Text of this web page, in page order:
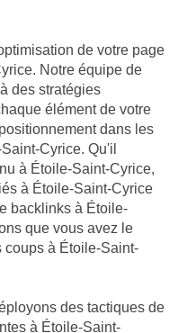
de votre page
Notre équipe de
des stratégies
élément de votre
dans les
Cyrice. Qu'il
à Étoile-Saint-Cyrice,
à Étoile-Saint-Cyrice
backlinks à Étoile-
que vous avez le
coups à Étoile-Saint-
des tactiques de
à Étoile-Saint-